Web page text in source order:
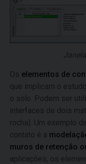
Os elementos de
que implicam o
o solo. Podem ser
interfaces de dois
rocha). Um exemplo
contato é a
muros de retenção
aplicações, os